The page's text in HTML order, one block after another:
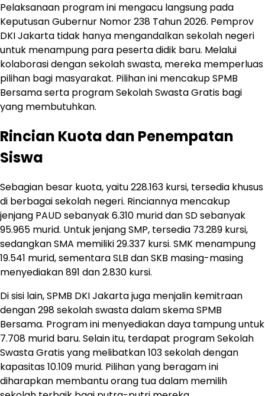
Pelaksanaan program ini mengacu langsung pada
Keputusan Gubernur Nomor 238 Tahun 2026. Pemprov
DKI Jakarta tidak hanya mengandalkan sekolah negeri
untuk menampung para peserta didik baru. Melalui
kolaborasi dengan sekolah swasta, mereka memperluas
pilihan bagi masyarakat. Pilihan ini mencakup SPMB
Bersama serta program Sekolah Swasta Gratis bagi
yang membutuhkan.
Rincian Kuota dan Penempatan
Siswa
Sebagian besar kuota, yaitu 228.163 kursi, tersedia khusus
di berbagai sekolah negeri. Rinciannya mencakup
jenjang PAUD sebanyak 6.310 murid dan SD sebanyak
95.965 murid. Untuk jenjang SMP, tersedia 73.289 kursi,
sedangkan SMA memiliki 29.337 kursi. SMK menampung
19.541 murid, sementara SLB dan SKB masing-masing
menyediakan 891 dan 2.830 kursi.
Di sisi lain, SPMB DKI Jakarta juga menjalin kemitraan
dengan 298 sekolah swasta dalam skema SPMB
Bersama. Program ini menyediakan daya tampung untuk
7.708 murid baru. Selain itu, terdapat program Sekolah
Swasta Gratis yang melibatkan 103 sekolah dengan
kapasitas 10.109 murid. Pilihan yang beragam ini
diharapkan membantu orang tua dalam memilih